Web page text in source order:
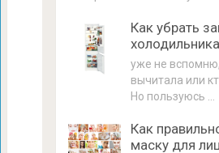
Как убрать
уже не
вычитала или
Но пользуюсь …
Как
маску для